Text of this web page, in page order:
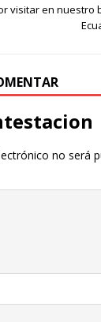
visitar en nuestro
no será